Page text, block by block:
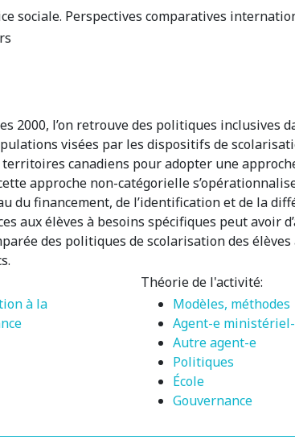
sociale. Perspectives comparatives
2000, l’on retrouve des politiques inclusives
visées par les dispositifs de
canadiens pour adopter une
approche non-catégorielle
du financement, de l’identification et de la
aux élèves à besoins spécifiques peut avoir
des politiques de scolarisation des
à la
Théorie de l'activité:
Modèles, méthodes
Agent-e
Autre agent-e
Politiques
École
Gouvernance